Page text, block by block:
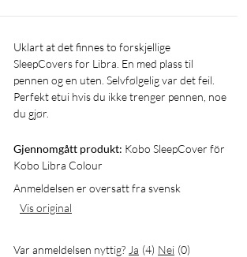
Uklart at det finnes to forskjellige
SleepCovers for Libra. En med plass til
pennen og en uten. Selvfølgelig var det feil.
Perfekt etui hvis du ikke trenger pennen, noe
du gjør.
Gjennomgått produkt: Kobo SleepCover för
Kobo Libra Colour
Anmeldelsen er oversatt fra svensk
Vis original
Var anmeldelsen nyttig? Ja (4) Nei (0)